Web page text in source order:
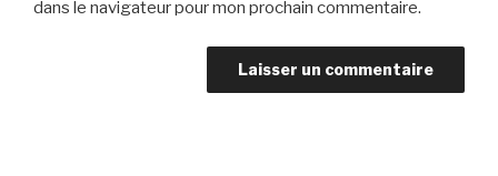
dans le navigateur pour mon prochain commentaire.